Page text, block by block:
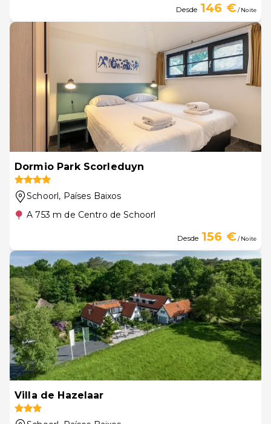
Desde 146 €/ Noite
Dormio Park Scorleduyn
Schoorl, Países Baixos
A 753 m de Centro de Schoorl
Desde 156 €/ Noite
Villa de Hazelaar